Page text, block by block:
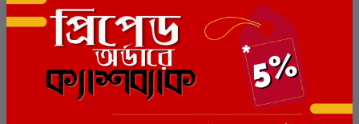
ছাড় 5% ছাড়